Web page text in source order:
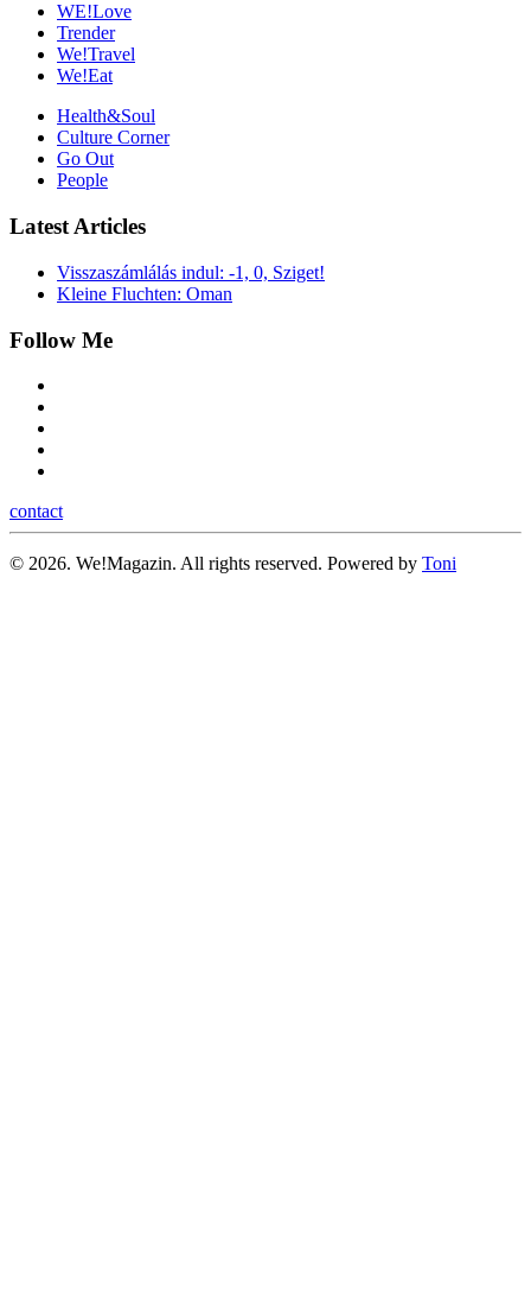
WE!Love
Trender
We!Travel
We!Eat
Health&Soul
Culture Corner
Go Out
People
Latest Articles
Visszaszámlálás indul: -1, 0, Sziget!
Kleine Fluchten: Oman
Follow Me
contact
© 2026. We!Magazin. All rights reserved. Powered by Toni